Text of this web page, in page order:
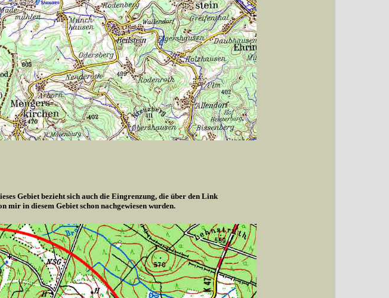
Gebiet bezieht sich auch die Eingrenzung, die über den Link
mir in diesem Gebiet schon nachgewiesen wurden.